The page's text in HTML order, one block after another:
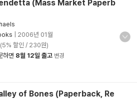
(Mass Market Paperb
2006년 01월
할인 / 230원)
하면 8월 12일 출고 변경
of Bones (Paperback, Re